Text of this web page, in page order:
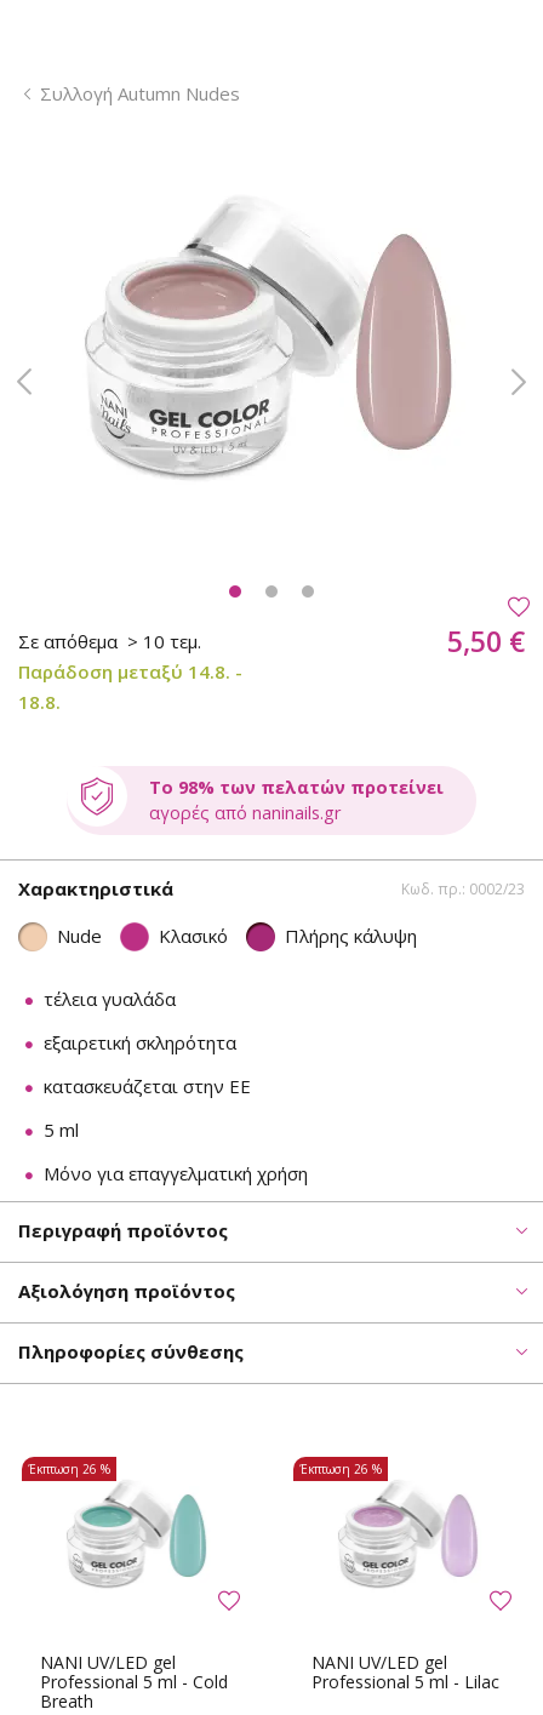
Συλλογή Autumn Nudes
Σε απόθεμα > 10 τεμ.
Παράδοση μεταξύ 14.8. -
18.8.
5,50 €
Το 98% των πελατών προτείνει
αγορές από naninails.gr
Χαρακτηριστικά Κωδ. πρ.: 0002/23
Nude Κλασικό Πλήρης κάλυψη
τέλεια γυαλάδα
εξαιρετική σκληρότητα
κατασκευάζεται στην ΕΕ
5 ml
Μόνο για επαγγελματική χρήση
Περιγραφή προϊόντος
Αξιολόγηση προϊόντος
Πληροφορίες σύνθεσης
NANI UV/LED gel
Professional 5 ml - Cold
Breath
Έκπτωση 26 %
NANI UV/LED gel
Professional 5 ml - Lilac
Έκπτωση 26 %